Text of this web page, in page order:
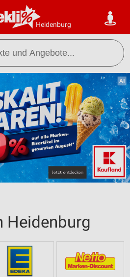
Heidenburg
Heidenburg